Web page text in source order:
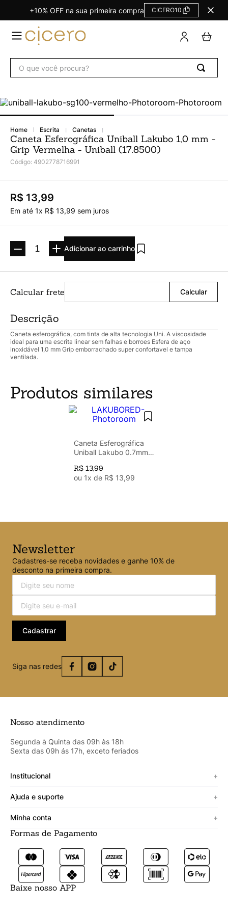
+10% OFF na sua primeira compra CICERO10
escrita canetas
Caneta Esferográfica Uniball Lakubo 1,0 mm -
Grip Vermelha - Uniball (17.8500)
Código: 4902778716991
R$ 13,99
Em até 1x R$ 13,99 sem juros
Adicionar ao carrinho
Descrição
Caneta esferográfica, com tinta de alta tecnologia Uni. A viscosidade
ideal para uma escrita linear sem falhas e borroes Esfera de aço
inoxidável 1,0 mm Grip emborrachado super confortavel e tampa
ventilada.
Produtos similares
Caneta Esferográfica
Uniball Lakubo 0.7mm -
(17.5500)
R$ 1399
ou 1x de R$ 13,99
Newsletter
Cadastres-se receba novidades e ganhe 10% de
desconto na primeira compra.
Cadastrar
Siga nas redes
Nosso atendimento
Segunda à Quinta das 09h às 18h
Sexta das 09h ás 17h, exceto feriados
Institucional +
Sobre a Cicero
Fale conosco
Ajuda e suporte +
Termos de uso
Política de segurança
Prazos de entrega
Formas de pagamento
Minha conta +
Meus Dados
Meus Pedidos
Meus Favoritos
Formas de Pagamento
Baixe nosso APP
TERMOS
MAIS
Agendas Calendários
3ºFichário
Planner
Planner Permanente
Melissa
Caderneta
Argolado